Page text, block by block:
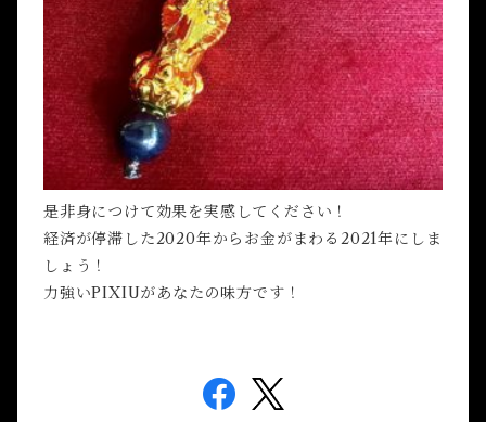
是非身につけて効果を実感してください！
経済が停滞した2020年からお金がまわる2021年にしま
しょう！
力強いPIXIUがあなたの味方です！